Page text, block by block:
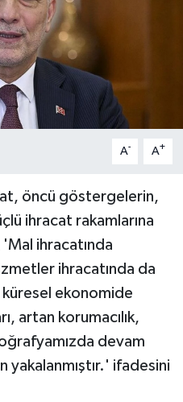
A- A+
öncü göstergelerin,
ihracat rakamlarına
ihracatında
ihracatında da
ekonomide
artan korumacılık,
devam
yakalanmıştır.' ifadesini